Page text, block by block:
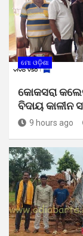
ମୋ ଓଡ଼ିଶା
କୋକସରା
ବିଦାୟ କାଳୀନ
9 hours ago